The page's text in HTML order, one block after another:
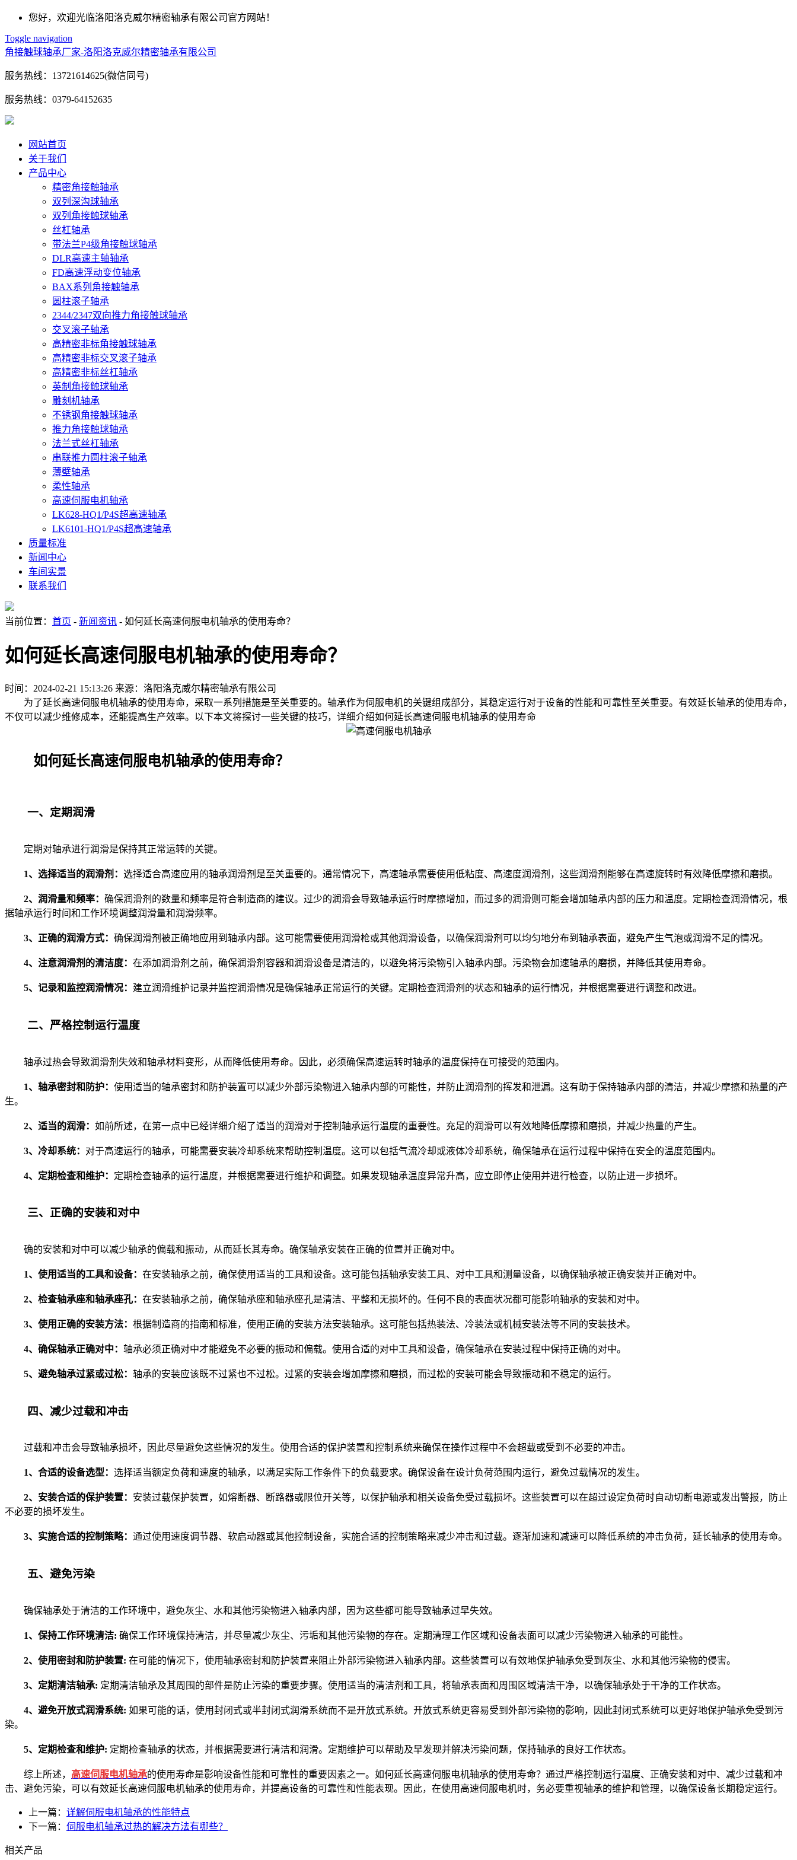
您好，欢迎光临洛阳洛克威尔精密轴承有限公司官方网站！
Toggle navigation
角接触球轴承厂家-洛阳洛克威尔精密轴承有限公司
服务热线： 13721614625(微信同号)
服务热线： 0379-64152635
网站首页
关于我们
产品中心
精密角接触轴承
双列深沟球轴承
双列角接触球轴承
丝杠轴承
带法兰P4级角接触球轴承
DLR高速主轴轴承
FD高速浮动变位轴承
BAX系列角接触轴承
圆柱滚子轴承
2344/2347双向推力角接触球轴承
交叉滚子轴承
高精密非标角接触球轴承
高精密非标交叉滚子轴承
高精密非标丝杠轴承
英制角接触球轴承
雕刻机轴承
不锈钢角接触球轴承
推力角接触球轴承
法兰式丝杠轴承
串联推力圆柱滚子轴承
薄壁轴承
柔性轴承
高速伺服电机轴承
LK628-HQ1/P4S超高速轴承
LK6101-HQ1/P4S超高速轴承
质量标准
新闻中心
车间实景
联系我们
当前位置： 首页 - 新闻资讯 - 如何延长高速伺服电机轴承的使用寿命？
如何延长高速伺服电机轴承的使用寿命？
时间：2024-02-21 15:13:26 来源：洛阳洛克威尔精密轴承有限公司
为了延长高速伺服电机轴承的使用寿命，采取一系列措施是至关重要的。轴承作为伺服电机的关键组成部分，其稳定运行对于设备的性能和可靠性至关重要。有效延长轴承的使用寿命，
不仅可以减少维修成本，还能提高生产效率。以下本文将探讨一些关键的技巧，详细介绍如何延长高速伺服电机轴承的使用寿命
如何延长高速伺服电机轴承的使用寿命？
一、定期润滑
定期对轴承进行润滑是保持其正常运转的关键。
1、选择适当的润滑剂： 选择适合高速应用的轴承润滑剂是至关重要的。通常情况下，高速轴承需要使用低粘度、高速度润滑剂，这些润滑剂能够在高速旋转时有效降低摩擦和磨损。
2、润滑量和频率： 确保润滑剂的数量和频率是符合制造商的建议。过少的润滑会导致轴承运行时摩擦增加，而过多的润滑则可能会增加轴承内部的压力和温度。定期检查润滑情况，根
据轴承运行时间和工作环境调整润滑量和润滑频率。
3、正确的润滑方式： 确保润滑剂被正确地应用到轴承内部。这可能需要使用润滑枪或其他润滑设备，以确保润滑剂可以均匀地分布到轴承表面，避免产生气泡或润滑不足的情况。
4、注意润滑剂的清洁度： 在添加润滑剂之前，确保润滑剂容器和润滑设备是清洁的，以避免将污染物引入轴承内部。污染物会加速轴承的磨损，并降低其使用寿命。
5、记录和监控润滑情况： 建立润滑维护记录并监控润滑情况是确保轴承正常运行的关键。定期检查润滑剂的状态和轴承的运行情况，并根据需要进行调整和改进。
二、严格控制运行温度
轴承过热会导致润滑剂失效和轴承材料变形，从而降低使用寿命。因此，必须确保高速运转时轴承的温度保持在可接受的范围内。
1、轴承密封和防护： 使用适当的轴承密封和防护装置可以减少外部污染物进入轴承内部的可能性，并防止润滑剂的挥发和泄漏。这有助于保持轴承内部的清洁，并减少摩擦和热量的产
生。
2、适当的润滑： 如前所述，在第一点中已经详细介绍了适当的润滑对于控制轴承运行温度的重要性。充足的润滑可以有效地降低摩擦和磨损，并减少热量的产生。
3、冷却系统： 对于高速运行的轴承，可能需要安装冷却系统来帮助控制温度。这可以包括气流冷却或液体冷却系统，确保轴承在运行过程中保持在安全的温度范围内。
4、定期检查和维护： 定期检查轴承的运行温度，并根据需要进行维护和调整。如果发现轴承温度异常升高，应立即停止使用并进行检查，以防止进一步损坏。
三、正确的安装和对中
确的安装和对中可以减少轴承的偏载和振动，从而延长其寿命。确保轴承安装在正确的位置并正确对中。
1、使用适当的工具和设备： 在安装轴承之前，确保使用适当的工具和设备。这可能包括轴承安装工具、对中工具和测量设备，以确保轴承被正确安装并正确对中。
2、检查轴承座和轴承座孔： 在安装轴承之前，确保轴承座和轴承座孔是清洁、平整和无损坏的。任何不良的表面状况都可能影响轴承的安装和对中。
3、使用正确的安装方法： 根据制造商的指南和标准，使用正确的安装方法安装轴承。这可能包括热装法、冷装法或机械安装法等不同的安装技术。
4、确保轴承正确对中： 轴承必须正确对中才能避免不必要的振动和偏载。使用合适的对中工具和设备，确保轴承在安装过程中保持正确的对中。
5、避免轴承过紧或过松： 轴承的安装应该既不过紧也不过松。过紧的安装会增加摩擦和磨损，而过松的安装可能会导致振动和不稳定的运行。
四、减少过载和冲击
过载和冲击会导致轴承损坏，因此尽量避免这些情况的发生。使用合适的保护装置和控制系统来确保在操作过程中不会超载或受到不必要的冲击。
1、合适的设备选型： 选择适当额定负荷和速度的轴承，以满足实际工作条件下的负载要求。确保设备在设计负荷范围内运行，避免过载情况的发生。
2、安装合适的保护装置： 安装过载保护装置，如熔断器、断路器或限位开关等，以保护轴承和相关设备免受过载损坏。这些装置可以在超过设定负荷时自动切断电源或发出警报，防止
不必要的损坏发生。
3、实施合适的控制策略： 通过使用速度调节器、软启动器或其他控制设备，实施合适的控制策略来减少冲击和过载。逐渐加速和减速可以降低系统的冲击负荷，延长轴承的使用寿命。
五、避免污染
确保轴承处于清洁的工作环境中，避免灰尘、水和其他污染物进入轴承内部，因为这些都可能导致轴承过早失效。
1、保持工作环境清洁: 确保工作环境保持清洁，并尽量减少灰尘、污垢和其他污染物的存在。定期清理工作区域和设备表面可以减少污染物进入轴承的可能性。
2、使用密封和防护装置: 在可能的情况下，使用轴承密封和防护装置来阻止外部污染物进入轴承内部。这些装置可以有效地保护轴承免受到灰尘、水和其他污染物的侵害。
3、定期清洁轴承: 定期清洁轴承及其周围的部件是防止污染的重要步骤。使用适当的清洁剂和工具，将轴承表面和周围区域清洁干净，以确保轴承处于干净的工作状态。
4、避免开放式润滑系统: 如果可能的话，使用封闭式或半封闭式润滑系统而不是开放式系统。开放式系统更容易受到外部污染物的影响，因此封闭式系统可以更好地保护轴承免受到污
染。
5、定期检查和维护: 定期检查轴承的状态，并根据需要进行清洁和润滑。定期维护可以帮助及早发现并解决污染问题，保持轴承的良好工作状态。
综上所述， 高速伺服电机轴承的使用寿命是影响设备性能和可靠性的重要因素之一。如何延长高速伺服电机轴承的使用寿命？通过严格控制运行温度、正确安装和对中、减少过载和冲
击、避免污染，可以有效延长高速伺服电机轴承的使用寿命，并提高设备的可靠性和性能表现。因此，在使用高速伺服电机时，务必要重视轴承的维护和管理，以确保设备长期稳定运行。
上一篇： 详解伺服电机轴承的性能特点
下一篇： 伺服电机轴承过热的解决方法有哪些？
相关产品